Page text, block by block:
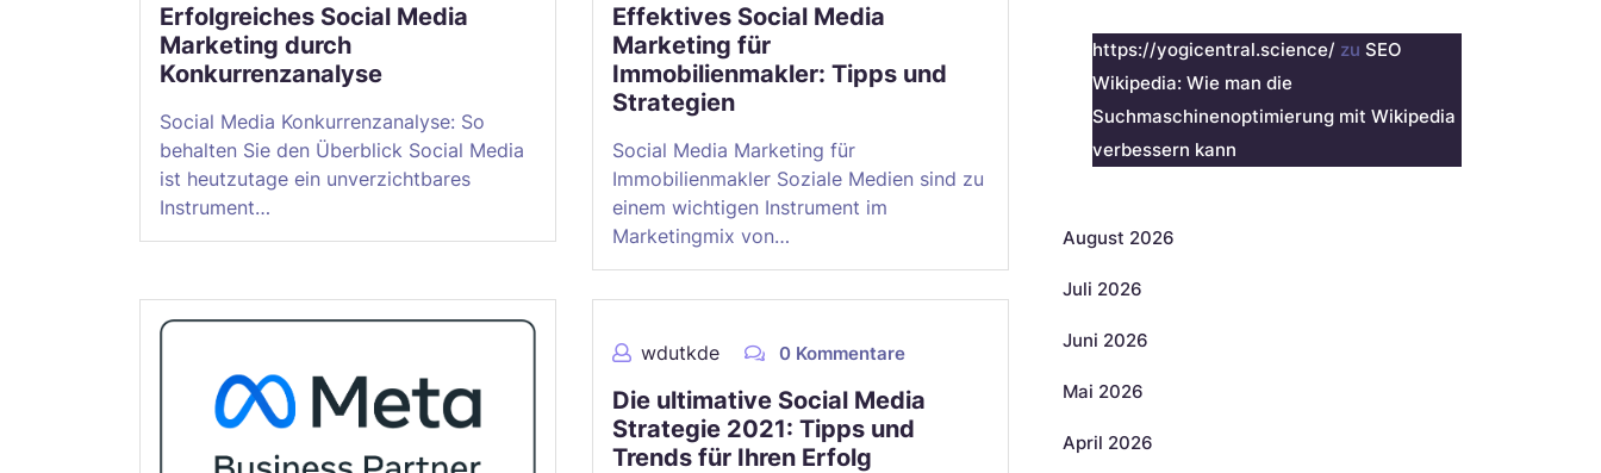
Erfolgreiches Social Media
Marketing durch
Konkurrenzanalyse
Social Media Konkurrenzanalyse: So
behalten Sie den Überblick Social Media
ist heutzutage ein unverzichtbares
Instrument…
Effektives Social Media
Marketing für
Immobilienmakler: Tipps und
Strategien
Social Media Marketing für
Immobilienmakler Soziale Medien sind zu
einem wichtigen Instrument im
Marketingmix von…
wdutkde 0 Kommentare
Die ultimative Social Media
Strategie 2021: Tipps und
Trends für Ihren Erfolg
https://yogicentral.science/ zu SEO
Wikipedia: Wie man die
Suchmaschinenoptimierung mit Wikipedia
verbessern kann
August 2026
Juli 2026
Juni 2026
Mai 2026
April 2026